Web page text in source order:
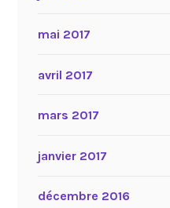
mai 2017
avril 2017
mars 2017
janvier 2017
décembre 2016